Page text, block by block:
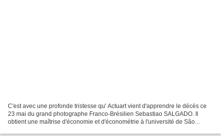
C'est avec une profonde tristesse qu' Actuart vient d'apprendre le décès ce
23 mai du grand photographe Franco-Brésilien Sebastiao SALGADO. Il
obtient une maîtrise d'économie et d'économétrie à l'université de São